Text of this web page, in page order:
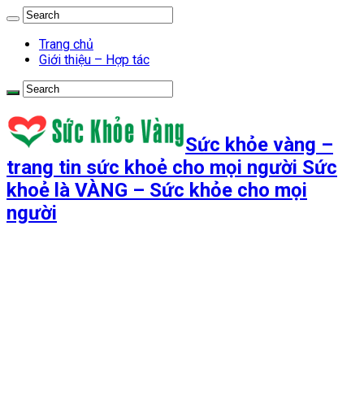
Trang chủ
Giới thiệu – Hợp tác
Sức khỏe vàng –
trang tin sức khoẻ cho mọi người Sức
khoẻ là VÀNG – Sức khỏe cho mọi
người